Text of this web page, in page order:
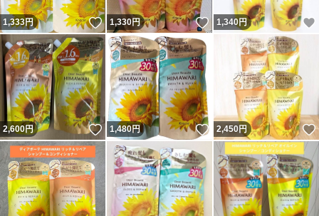
1,333円 いいね！
1,330円 いいね！
1,340円
2,600円 いいね！
1,480円 いいね！
2,450円